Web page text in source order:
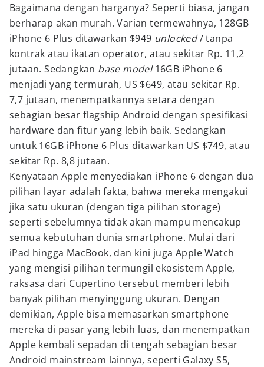
Bagaimana dengan harganya? Seperti biasa, jangan
berharap akan murah. Varian termewahnya, 128GB
iPhone 6 Plus ditawarkan $949 unlocked/ tanpa
kontrak atau ikatan operator, atau sekitar Rp. 11,2
jutaan. Sedangkan base model16GB iPhone 6
menjadi yang termurah, US $649, atau sekitar Rp.
7,7 jutaan, menempatkannya setara dengan
sebagian besar flagship Android dengan spesifikasi
hardware dan fitur yang lebih baik. Sedangkan
untuk 16GB iPhone 6 Plus ditawarkan US $749, atau
sekitar Rp. 8,8 jutaan.
Kenyataan Apple menyediakan iPhone 6 dengan dua
pilihan layar adalah fakta, bahwa mereka mengakui
jika satu ukuran (dengan tiga pilihan storage)
seperti sebelumnya tidak akan mampu mencakup
semua kebutuhan dunia smartphone. Mulai dari
iPad hingga MacBook, dan kini juga Apple Watch
yang mengisi pilihan termungil ekosistem Apple,
raksasa dari Cupertino tersebut memberi lebih
banyak pilihan menyinggung ukuran. Dengan
demikian, Apple bisa memasarkan smartphone
mereka di pasar yang lebih luas, dan menempatkan
Apple kembali sepadan di tengah sebagian besar
Android mainstream lainnya, seperti Galaxy S5,